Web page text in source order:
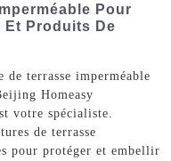
Pour
Et Produits De
de terrasse imperméable
Homeasy
votre spécialiste.
de terrasse
pour protéger et embellir